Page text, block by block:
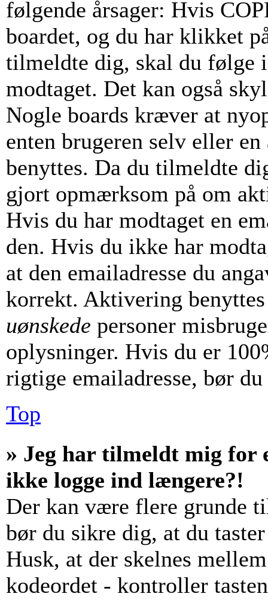
følgende årsager: Hvis
boardet, og du har klikket
tilmeldte dig, skal du følge
modtaget. Det kan også
Nogle boards kræver at
enten brugeren selv eller
benyttes. Da du tilmeldte
gjort opmærksom på om
Hvis du har modtaget en
den. Hvis du ikke har
at den emailadresse du
korrekt. Aktivering
uønskede personer
oplysninger. Hvis du er
rigtige emailadresse, bør
Top
» Jeg har tilmeldt mig for
ikke logge ind længere?!
Der kan være flere grunde
bør du sikre dig, at du
Husk, at der skelnes
kodeordet - kontroller